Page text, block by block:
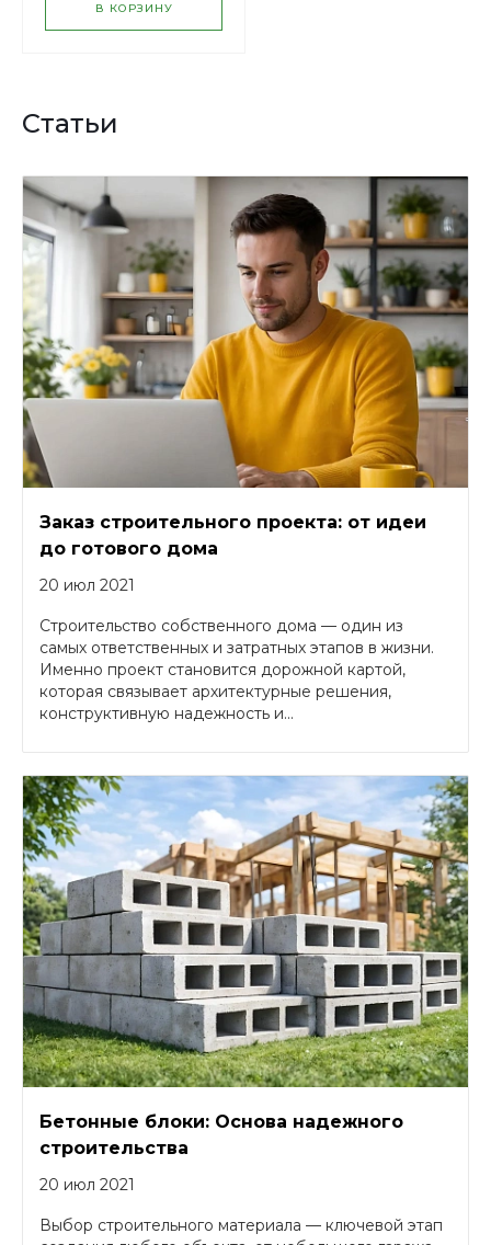
В КОРЗИНУ
Статьи
Заказ строительного проекта: от идеи
до готового дома
20 июл 2021
Строительство собственного дома — один из
самых ответственных и затратных этапов в жизни.
Именно проект становится дорожной картой,
которая связывает архитектурные решения,
конструктивную надежность и...
Бетонные блоки: Основа надежного
строительства
20 июл 2021
Выбор строительного материала — ключевой этап